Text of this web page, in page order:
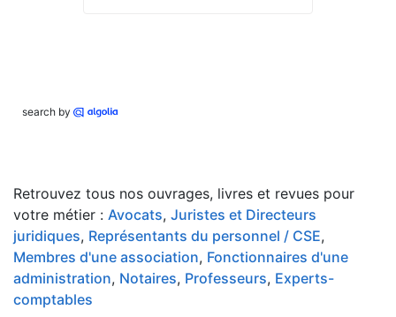
search by
Retrouvez tous nos ouvrages, livres et revues pour
votre métier : Avocats, Juristes et Directeurs
juridiques, Représentants du personnel / CSE,
Membres d'une association, Fonctionnaires d'une
administration, Notaires, Professeurs, Experts-
comptables